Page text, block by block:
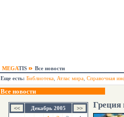
MEGATIS
Все новости
Еще есть: Библиотека Атлас мира Справочная
Все новости
Декабрь 2005 Греция